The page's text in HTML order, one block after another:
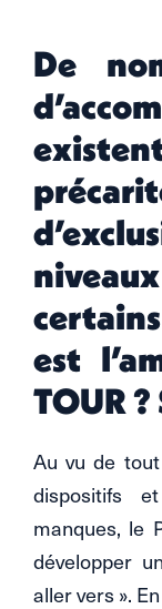
De
est
TOUR
Au vu de
dispositifs
manques, le
développer
aller vers ».